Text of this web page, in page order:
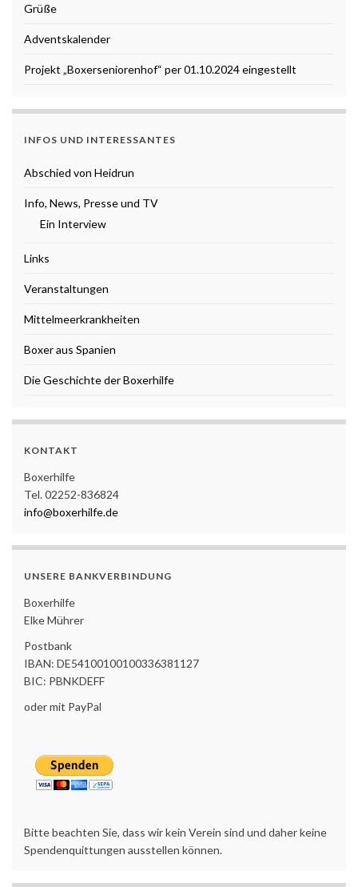
Grüße
Adventskalender
Projekt „Boxerseniorenhof“ per 01.10.2024 eingestellt
INFOS UND INTERESSANTES
Abschied von Heidrun
Info, News, Presse und TV
Ein Interview
Links
Veranstaltungen
Mittelmeerkrankheiten
Boxer aus Spanien
Die Geschichte der Boxerhilfe
KONTAKT
Boxerhilfe
Tel. 02252-836824
info@boxerhilfe.de
UNSERE BANKVERBINDUNG
Boxerhilfe
Elke Mührer
Postbank
IBAN: DE54100100100336381127
BIC: PBNKDEFF
oder mit PayPal
Bitte beachten Sie, dass wir kein Verein sind und daher keine
Spendenquittungen ausstellen können.